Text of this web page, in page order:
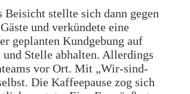
stellte sich dann gegen
und verkündete eine
geplanten Kundgebung auf
Stelle abhalten. Allerdings
vor Ort. Mit „Wir-sind-
Die Kaffeepause zog sich